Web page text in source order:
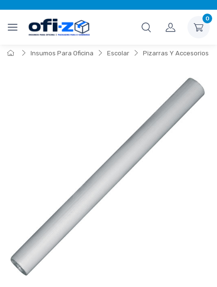
0
Insumos Para Oficina Escolar Pizarras Y Accesorios